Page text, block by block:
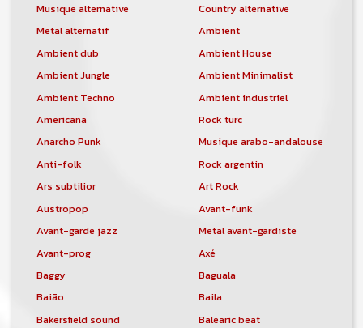
Musique alternative
Country alternative
Metal alternatif
Ambient
Ambient dub
Ambient House
Ambient Jungle
Ambient Minimalist
Ambient Techno
Ambient industriel
Americana
Rock turc
Anarcho Punk
Musique arabo-andalouse
Anti-folk
Rock argentin
Ars subtilior
Art Rock
Austropop
Avant-funk
Avant-garde jazz
Metal avant-gardiste
Avant-prog
Axé
Baggy
Baguala
Baião
Baila
Bakersfield sound
Balearic beat